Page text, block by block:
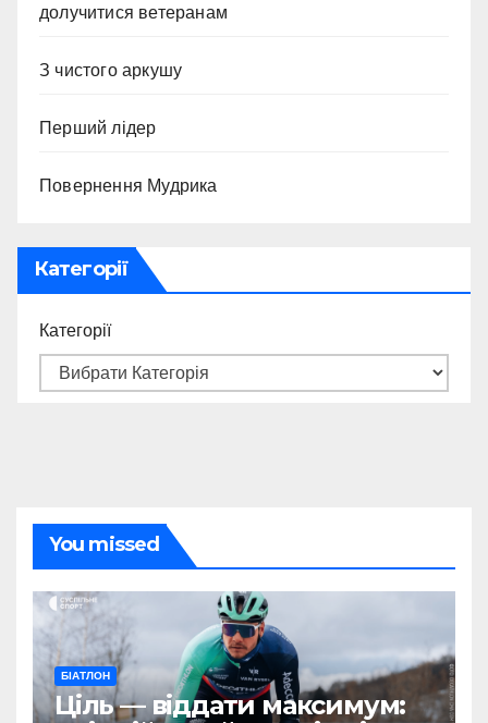
долучитися ветеранам
З чистого аркушу
Перший лідер
Повернення Мудрика
Категорії
Категорії
You missed
БІАТЛОН
Ціль — віддати максимум: